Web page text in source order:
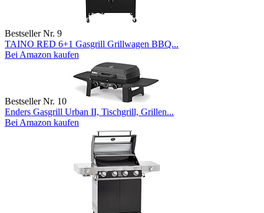
Bestseller Nr. 9
TAINO RED 6+1 Gasgrill Grillwagen BBQ...
Bei Amazon kaufen
Bestseller Nr. 10
Enders Gasgrill Urban II, Tischgrill, Grillen...
Bei Amazon kaufen